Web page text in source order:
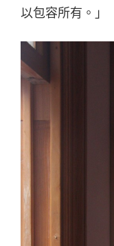
以包容所有。」